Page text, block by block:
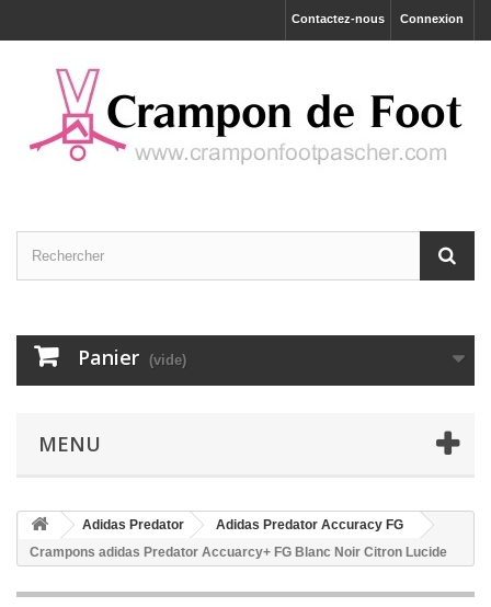
Connexion
Contactez-nous
Panier (vide)
MENU
Adidas Predator
Adidas Predator Accuracy FG
Crampons adidas Predator Accuarcy+ FG Blanc Noir Citron Lucide